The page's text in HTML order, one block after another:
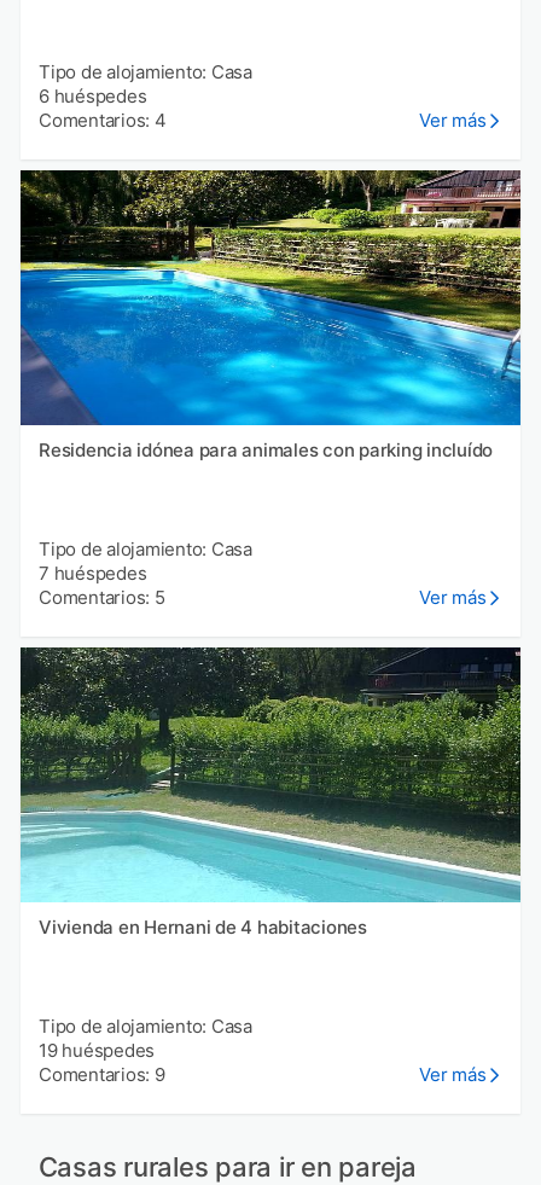
Tipo de alojamiento: Casa
6 huéspedes
Comentarios: 4
Ver más
Residencia idónea para animales con parking incluído
Tipo de alojamiento: Casa
7 huéspedes
Comentarios: 5
Ver más
Vivienda en Hernani de 4 habitaciones
Tipo de alojamiento: Casa
19 huéspedes
Comentarios: 9
Ver más
Casas rurales para ir en pareja